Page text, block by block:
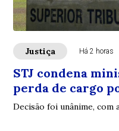
Justiça Há 2 horas
STJ condena
perda de cargo
Decisão foi unânime, com